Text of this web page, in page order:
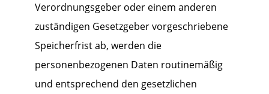
Verordnungsgeber oder einem anderen
zuständigen Gesetzgeber vorgeschriebene
Speicherfrist ab, werden die
personenbezogenen Daten routinemäßig
und entsprechend den gesetzlichen